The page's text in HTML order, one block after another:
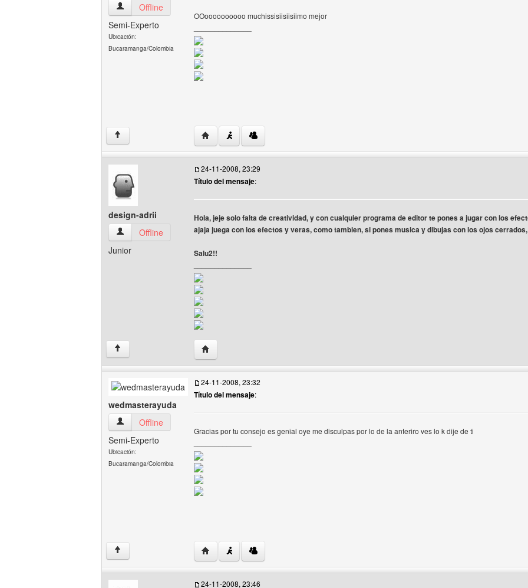
wedmasterayuda Ver perfil del usuario
Offline
Semi-Experto
Ubicación:
Bucaramanga/Colombia
OOoooooooooo muchissisiisiisiimo mejor
↑ Visitar sitio web del autor: wedmasterayuda
design-adrii
design-adrii Ver perfil del usuario
Offline
Junior
24-11-2008, 23:29
Título del mensaje:
Hola, jeje solo falta de creatividad, y con cualquier programa de editor te pones a jugar con los
ajaja juega con los efectos y veras, como tambien, si pones musica y dibujas con los ojos
Salu2!!
↑ Visitar sitio web del autor: design-adrii
wedmasterayuda
wedmasterayuda Ver perfil del usuario
Offline
Semi-Experto
Ubicación:
Bucaramanga/Colombia
24-11-2008, 23:32
Título del mensaje:
Gracias por tu consejo es genial oye me disculpas por lo de la anteriro ves lo k dije de ti
↑ Visitar sitio web del autor: wedmasterayuda
24-11-2008, 23:46